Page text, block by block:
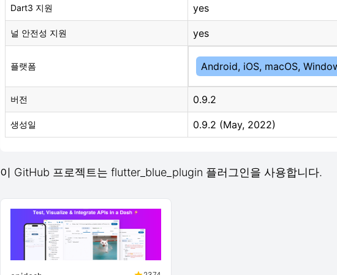
Dart3 지원 yes
널 안전성 지원 yes
플랫폼 Android, iOS, macOS,
버전 0.9.2
생성일 0.9.2 (May, 2022)
이 GitHub 프로젝트는 flutter_blue_plugin 플러그인을 사용합니다.